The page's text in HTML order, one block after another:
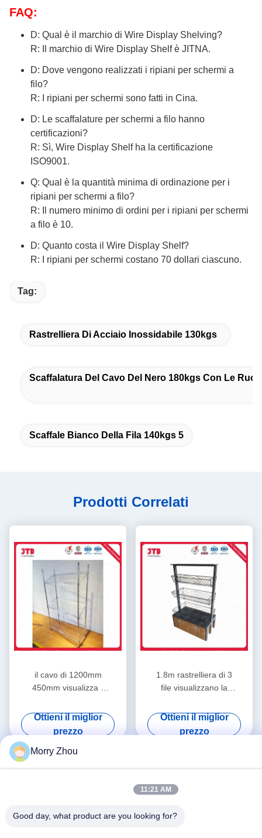
FAQ:
D: Qual è il marchio di Wire Display Shelving?
R: Il marchio di Wire Display Shelf è JITNA.
D: Dove vengono realizzati i ripiani per schermi a
filo?
R: I ripiani per schermi sono fatti in Cina.
D: Le scaffalature per schermi a filo hanno
certificazioni?
R: Sì, Wire Display Shelf ha la certificazione
ISO9001.
Q: Qual è la quantità minima di ordinazione per i
ripiani per schermi a filo?
R: Il numero minimo di ordini per i ripiani per schermi
a filo è 10.
D: Quanto costa il Wire Display Shelf?
R: I ripiani per schermi costano 70 dollari ciascuno.
Tag:
Rastrelliera Di Acciaio Inossidabile 130kgs
Scaffalatura Del Cavo Del Nero 180kgs Con Le
Scaffale Bianco Della Fila 140kgs 5
Prodotti Correlati
il cavo di 1200mm
450mm visualizza il
scaffalatura scaffale di
Ottieni il miglior
prezzo
1.8m rastrelliera di 3
file visualizzano la
del nero 180kgs con le
Ottieni il miglior
prezzo
Morry Zhou
11:21 AM
Good day, what product are you looking for?